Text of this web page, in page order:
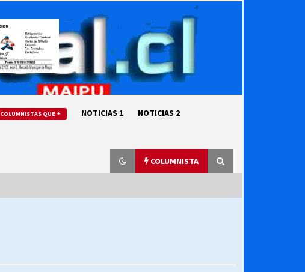
COLUMNISTAS QUE + NOTICIAS 1 NOTICIAS 2
COLUMNISTA